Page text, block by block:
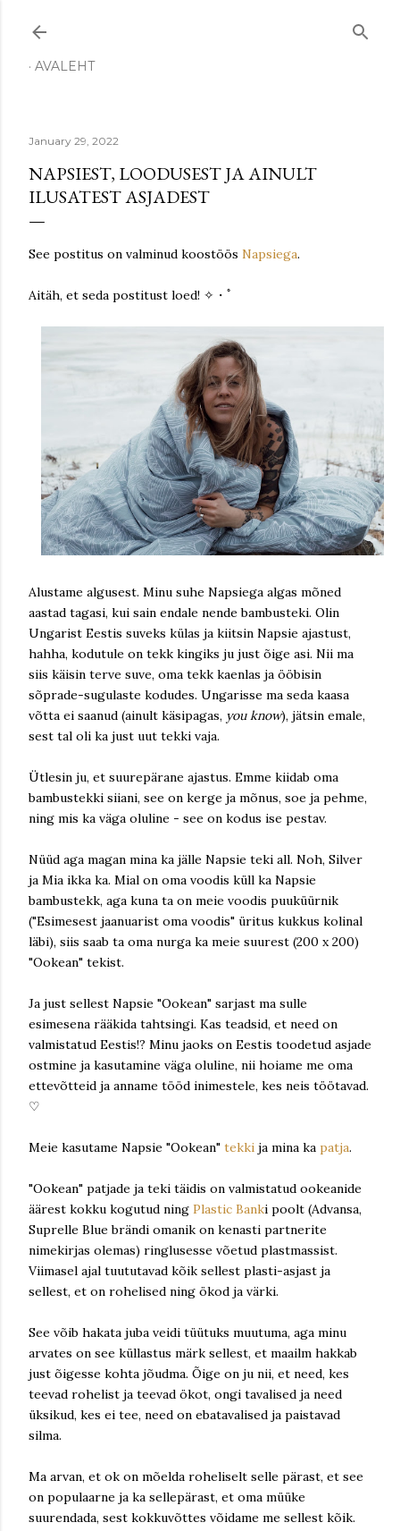
AVALEHT
January 29, 2022
NAPSIEST, LOODUSEST JA AINULT
ILUSATEST ASJADEST
See postitus on valminud koostöös Napsiega.
Aitäh, et seda postitust loed! ✧・ﾟ
Alustame algusest. Minu suhe Napsiega algas mõned
aastad tagasi, kui sain endale nende bambusteki. Olin
Ungarist Eestis suveks külas ja kiitsin Napsie ajastust,
hahha, kodutule on tekk kingiks ju just õige asi. Nii ma
siis käisin terve suve, oma tekk kaenlas ja ööbisin
sõprade-sugulaste kodudes. Ungarisse ma seda kaasa
võtta ei saanud (ainult käsipagas, you know), jätsin emale,
sest tal oli ka just uut tekki vaja.
Ütlesin ju, et suurepärane ajastus. Emme kiidab oma
bambustekki siiani, see on kerge ja mõnus, soe ja pehme,
ning mis ka väga oluline - see on kodus ise pestav.
Nüüd aga magan mina ka jälle Napsie teki all. Noh, Silver
ja Mia ikka ka. Mial on oma voodis küll ka Napsie
bambustekk, aga kuna ta on meie voodis puuküürnik
("Esimesest jaanuarist oma voodis" üritus kukkus kolinal
läbi), siis saab ta oma nurga ka meie suurest (200 x 200)
"Ookean" tekist.
Ja just sellest Napsie "Ookean" sarjast ma sulle
esimesena rääkida tahtsingi. Kas teadsid, et need on
valmistatud Eestis!? Minu jaoks on Eestis toodetud asjade
ostmine ja kasutamine väga oluline, nii hoiame me oma
ettevõtteid ja anname tööd inimestele, kes neis töötavad.
♡
Meie kasutame Napsie "Ookean" tekki ja mina ka patja.
"Ookean" patjade ja teki täidis on valmistatud ookeanide
äärest kokku kogutud ning Plastic Banki poolt (Advansa,
Suprelle Blue brändi omanik on kenasti partnerite
nimekirjas olemas) ringlusesse võetud plastmassist.
Viimasel ajal tuututavad kõik sellest plasti-asjast ja
sellest, et on rohelised ning ökod ja värki.
See võib hakata juba veidi tüütuks muutuma, aga minu
arvates on see küllastus märk sellest, et maailm hakkab
just õigesse kohta jõudma. Õige on ju nii, et need, kes
teevad rohelist ja teevad ökot, ongi tavalised ja need
üksikud, kes ei tee, need on ebatavalised ja paistavad
silma.
Ma arvan, et ok on mõelda roheliselt selle pärast, et see
on populaarne ja ka sellepärast, et oma müüke
suurendada, sest kokkuvõttes võidame me sellest kõik.